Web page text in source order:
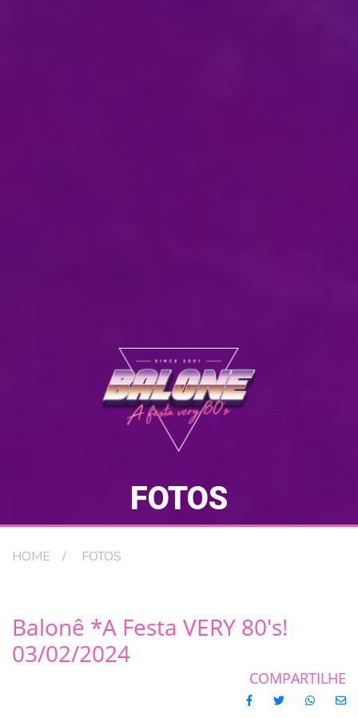
FOTOS
HOME FOTOS
Balonê *A Festa VERY 80's!
03/02/2024
COMPARTILHE